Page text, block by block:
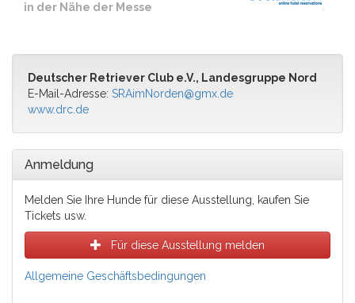
in der Nähe der Messe
Deutscher Retriever Club e.V., Landesgruppe Nord
E-Mail-Adresse: SRAimNorden@gmx.de
www.drc.de
Anmeldung
Melden Sie Ihre Hunde für diese Ausstellung, kaufen Sie
Tickets usw.
Für diese Ausstellung melden
Allgemeine Geschäftsbedingungen